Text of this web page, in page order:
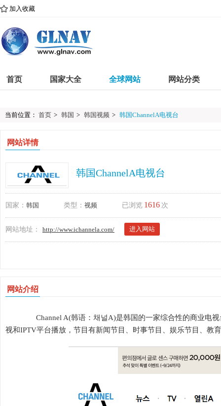
加入收藏
首页 国家大全 全球网站 网站分类
当前位置： 首页 > 韩国 > 韩国视频 > 韩国ChannelA电视台
网站详情
韩国ChannelA电视台
国家： 韩国 类型： 视频 已浏览 1616 次
网站地址： http://www.ichannela.com/ 进入网站
网站介绍
Channel A(韩语：채널A)是韩国的一家综合性的商业电视
视和IPTV平台播放，节目有新闻节目、时事节目、娱乐节目、教